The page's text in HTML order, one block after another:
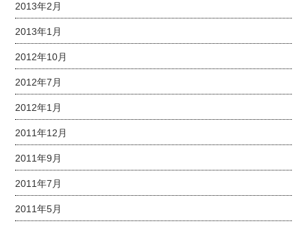
2013年2月
2013年1月
2012年10月
2012年7月
2012年1月
2011年12月
2011年9月
2011年7月
2011年5月